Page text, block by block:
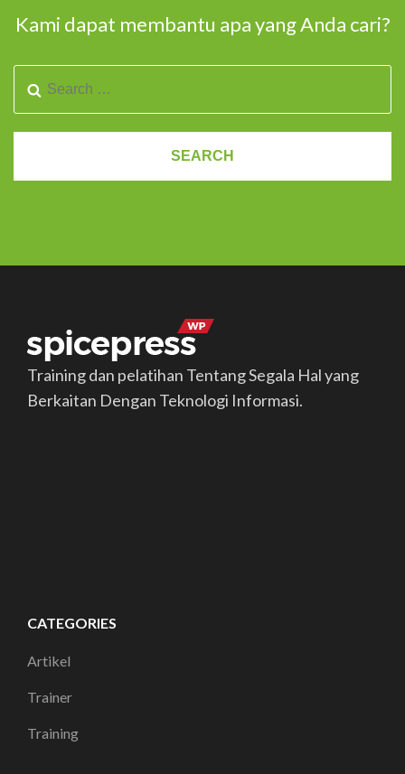
Kami dapat membantu apa yang Anda cari?
Training dan pelatihan Tentang Segala Hal yang
Berkaitan Dengan Teknologi Informasi.
CATEGORIES
Artikel
Trainer
Training